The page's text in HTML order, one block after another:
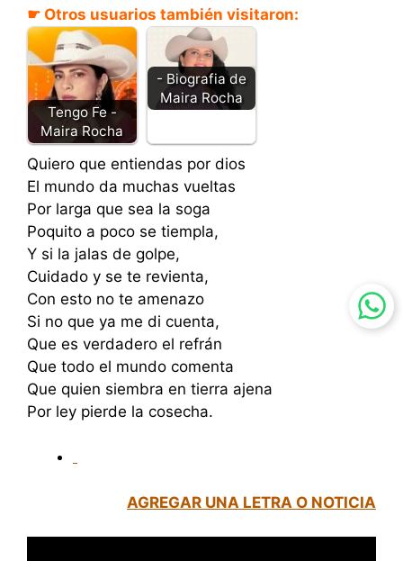
☛ Otros usuarios también visitaron:
Tengo Fe -
Maira Rocha
- Biografia de
Maira Rocha
Quiero que entiendas por dios
El mundo da muchas vueltas
Por larga que sea la soga
Poquito a poco se tiempla,
Y si la jalas de golpe,
Cuidado y se te revienta,
Con esto no te amenazo
Si no que ya me di cuenta,
Que es verdadero el refrán
Que todo el mundo comenta
Que quien siembra en tierra ajena
Por ley pierde la cosecha.
AGREGAR UNA LETRA O NOTICIA